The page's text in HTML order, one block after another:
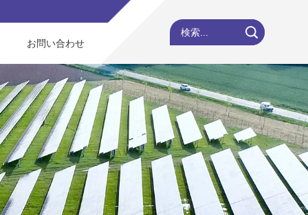
お問い合わせ
検索...